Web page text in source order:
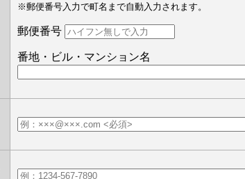
※郵便番号入力で町名まで自動入力されます。
郵便番号
番地・ビル・マンション名